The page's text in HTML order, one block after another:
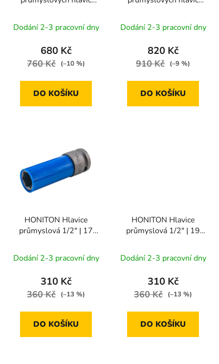
Dodání 2-3 pracovní dny
680 Kč
760 Kč (–10 %)
DO KOŠÍKU
Dodání 2-3 pracovní dny
820 Kč
910 Kč (–9 %)
DO KOŠÍKU
HONITON Hlavice
průmyslová 1/2" | 17
Dodání 2-3 pracovní dny
310 Kč
360 Kč (–13 %)
DO KOŠÍKU
HONITON Hlavice
průmyslová 1/2" | 19
Dodání 2-3 pracovní dny
310 Kč
360 Kč (–13 %)
DO KOŠÍKU